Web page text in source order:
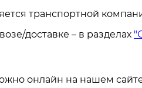
транспортной
доставке – в разделах
онлайн на нашем